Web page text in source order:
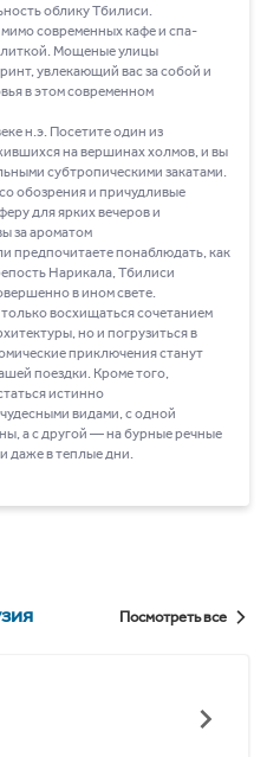
облику Тбилиси.
современных кафе и спа-
Мощеные улицы
увлекающий вас за собой и
в этом современном
н.э. Посетите один из
на вершинах холмов, и вы
субтропическими закатами.
обозрения и причудливые
для ярких вечеров и
за ароматом
предпочитаете понаблюдать, как
Нарикала, Тбилиси
в ином свете.
восхищаться сочетанием
но и погрузиться в
приключения станут
поездки. Кроме того,
истинно
видами, с одной
а с другой ― на бурные речные
даже в теплые дни.
Посмотреть все